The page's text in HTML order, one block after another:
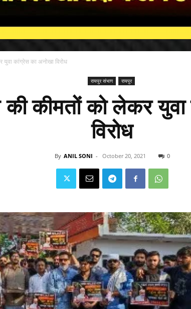
कांग्रेस का अनोखा विरोध
रायपुर संभाग रायपुर
कीमतों को लेकर
विरोध
By ANIL SONI - October 20, 2021 0